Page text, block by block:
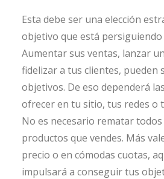
Esta debe ser una elección
objetivo que está persiguiendo
Aumentar sus ventas, lanzar
fidelizar a tus clientes, pueden
objetivos. De eso dependerá
ofrecer en tu sitio, tus redes o
No es necesario rematar todos
productos que vendes. Más
precio o en cómodas cuotas,
impulsará a conseguir tus